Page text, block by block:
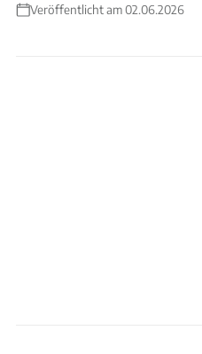
Veröffentlicht am 02.06.2026